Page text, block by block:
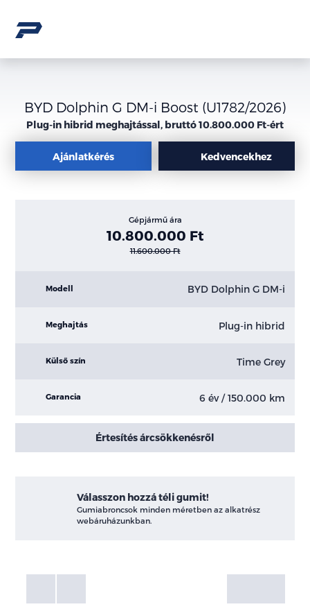
BYD Dolphin G DM-i Boost (U1782/2026)
Plug-in hibrid meghajtással, bruttó 10.800.000 Ft-ért
Ajánlatkérés Kedvencekhez
Gépjármű ára
10.800.000 Ft
11.600.000 Ft
Modell BYD Dolphin G DM-i
Meghajtás Plug-in hibrid
Külső szín Time Grey
Garancia 6 év / 150.000 km
Értesítés árcsökkenésről
Válasszon hozzá téli gumit!
Gumiabroncsok minden méretben az alkatrész
webáruházunkban.
Galéria